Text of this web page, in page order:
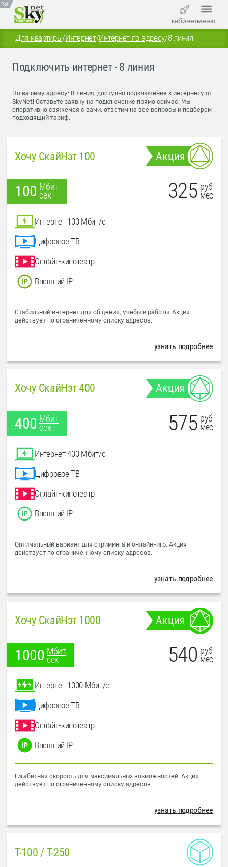
18+
кабинетменю
Для квартиры/Интернет/Интернет по адресу/8 линия
Подключить интернет - 8 линия
По вашему адресу: 8 линия, доступно подключение к интернету от
SkyNet! Оставьте заявку на подключение прямо сейчас. Мы
оперативно свяжемся с вами, ответим на все вопросы и подберем
подходящий тариф.
Хочу СкайНэт 100 Акция
100 Мбит
сек
325 руб
мес
Интернет 100 Мбит/с
Цифровое ТВ
Онлайн-кинотеатр
Внешний IP
Стабильный интернет для общения, учебы и работы. Акция
действует по ограниченному списку адресов.
узнать подробнее
Хочу СкайНэт 400 Акция
400 Мбит
сек
575 руб
мес
Интернет 400 Мбит/с
Цифровое ТВ
Онлайн-кинотеатр
Внешний IP
Оптимальный вариант для стриминга и онлайн-игр. Акция
действует по ограниченному списку адресов.
узнать подробнее
Хочу СкайНэт 1000 Акция
1000 Мбит
сек
540 руб
мес
Интернет 1000 Мбит/с
Цифровое ТВ
Онлайн-кинотеатр
Внешний IP
Гигабитная скорость для максимальных возможностей. Акция
действует по ограниченному списку адресов.
узнать подробнее
T-100 / T-250